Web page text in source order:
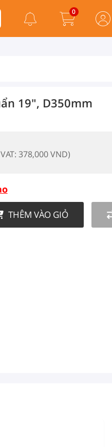
0
19", D350mm
378,000 VND)
THÊM VÀO GIỎ